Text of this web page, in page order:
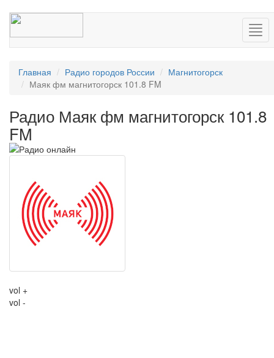
Главная Радио городов России
Магнитогорск
Маяк фм магнитогорск 101.8 FM
Радио Маяк фм магнитогорск 101.8
FM
vol +
vol -